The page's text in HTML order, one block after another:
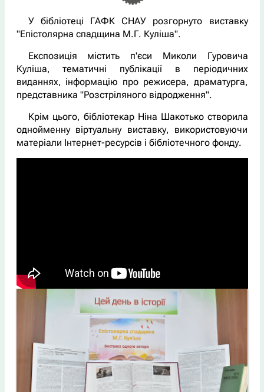
У бібліотеці ГАФК СНАУ розгорнуто виставку
"Епістолярна спадщина М.Г. Куліша".
Експозиція містить п'єси Миколи Гуровича
Куліша, тематичні публікації в періодичних
виданнях, інформацію про режисера, драматурга,
представника "Розстріляного відродження".
Крім цього, бібліотекар Ніна Шакотько створила
однойменну віртуальну виставку, використовуючи
матеріали Інтернет-ресурсів і бібліотечного фонду.